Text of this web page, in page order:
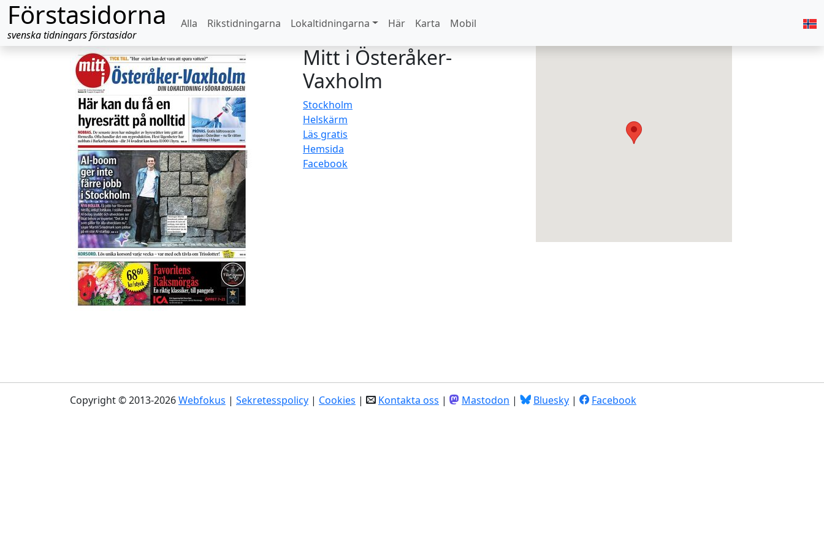
Förstasidorna
svenska tidningars förstasidor
Alla Rikstidningarna Lokaltidningarna Här Karta Mobil
Mitt i Österåker-
Vaxholm
Stockholm
Helskärm
Läs gratis
Hemsida
Facebook
Copyright © 2013-2026Webfokus | Sekretesspolicy | Cookies | Kontakta oss | Mastodon | Bluesky | Facebook